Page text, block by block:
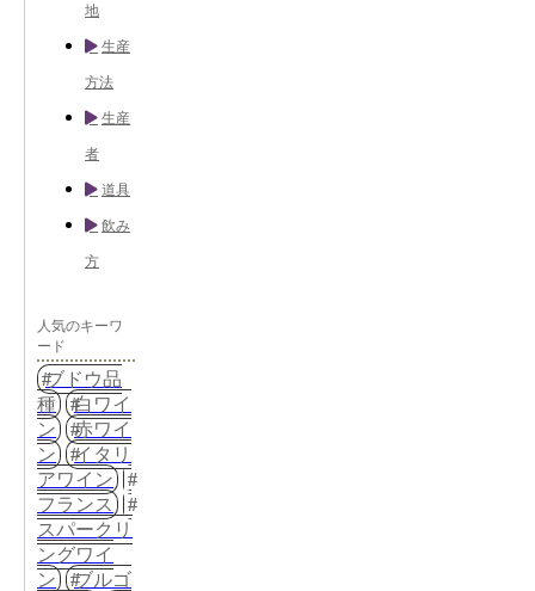
地
生産
方法
生産
者
道具
飲み
方
人気のキーワ
ード
ブドウ品
種
白ワイ
ン
赤ワイ
ン
イタリ
アワイン
フランス
スパークリ
ングワイ
ン
ブルゴ